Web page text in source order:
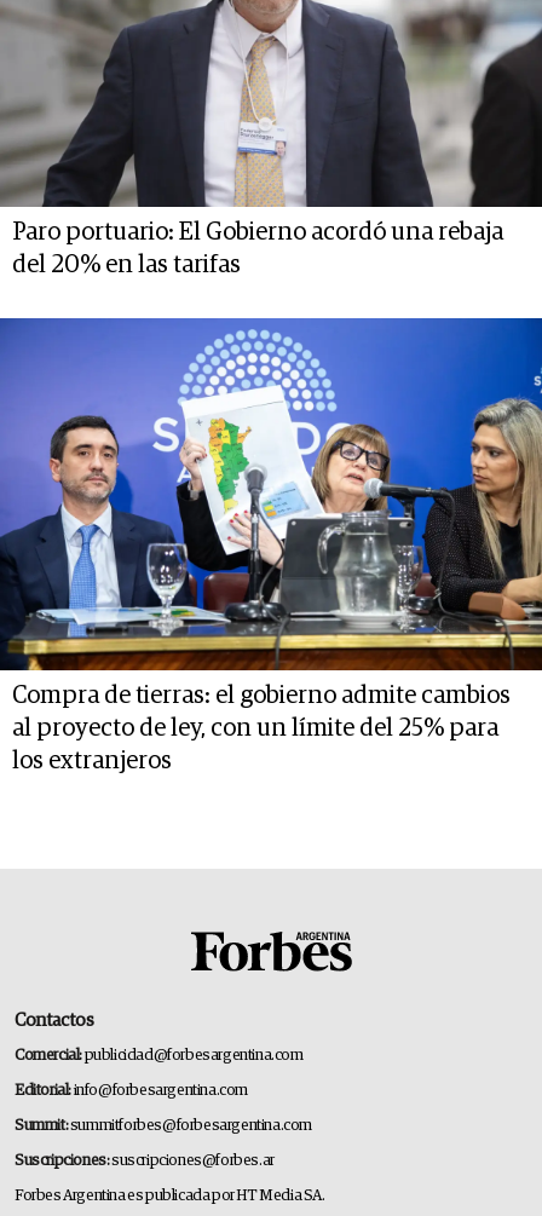
Paro portuario: El Gobierno acordó una rebaja
del 20% en las tarifas
Compra de tierras: el gobierno admite cambios
al proyecto de ley, con un límite del 25% para
los extranjeros
Contactos
Comercial:publicidad@forbesargentina.com
Editorial:info@forbesargentina.com
Summit:summitforbes@forbesargentina.com
Suscripciones:suscripciones@forbes.ar
Forbes Argentina es publicada por HT Media SA.